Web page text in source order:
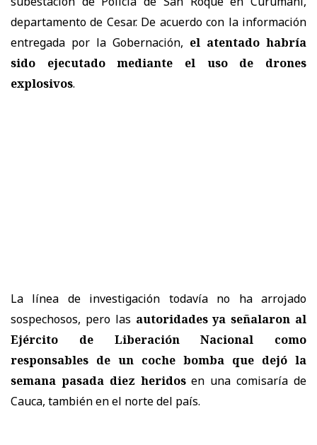
departamento de Cesar. De acuerdo con la información
entregada por la Gobernación, el atentado habría
sido ejecutado mediante el uso de drones
explosivos.
La línea de investigación todavía no ha arrojado
sospechosos, pero las autoridades ya señalaron al
Ejército de Liberación Nacional como
responsables de un coche bomba que dejó la
semana pasada diez heridosen una comisaría de
Cauca, también en el norte del país.